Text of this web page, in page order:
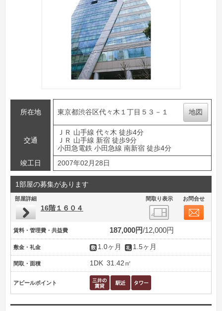
所在地 東京都渋谷区代々木１丁目５３－１ 地図
交通
ＪＲ 山手線 代々木 徒歩4分
ＪＲ 山手線 新宿 徒歩9分
小田急電鉄 小田急線 南新宿 徒歩4分
竣工日
2007年02月28日
1部屋の募集があります
部屋詳細 間取り表示 お問合せ
16階１６０４
賃料・管理費・共益費 187,000円 12,000円
敷金・礼金 1.0ヶ月 1.5ヶ月
間取・面積 1DK 31.42㎡
アピールポイント